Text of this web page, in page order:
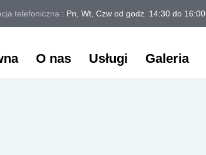
telefoniczna : Pn, Wt, Czw od godz. 14:30 do 16:00
O nas Usługi Galeria